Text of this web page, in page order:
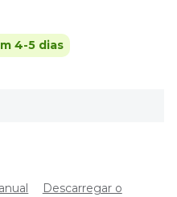
4-5 dias
Descarregar o